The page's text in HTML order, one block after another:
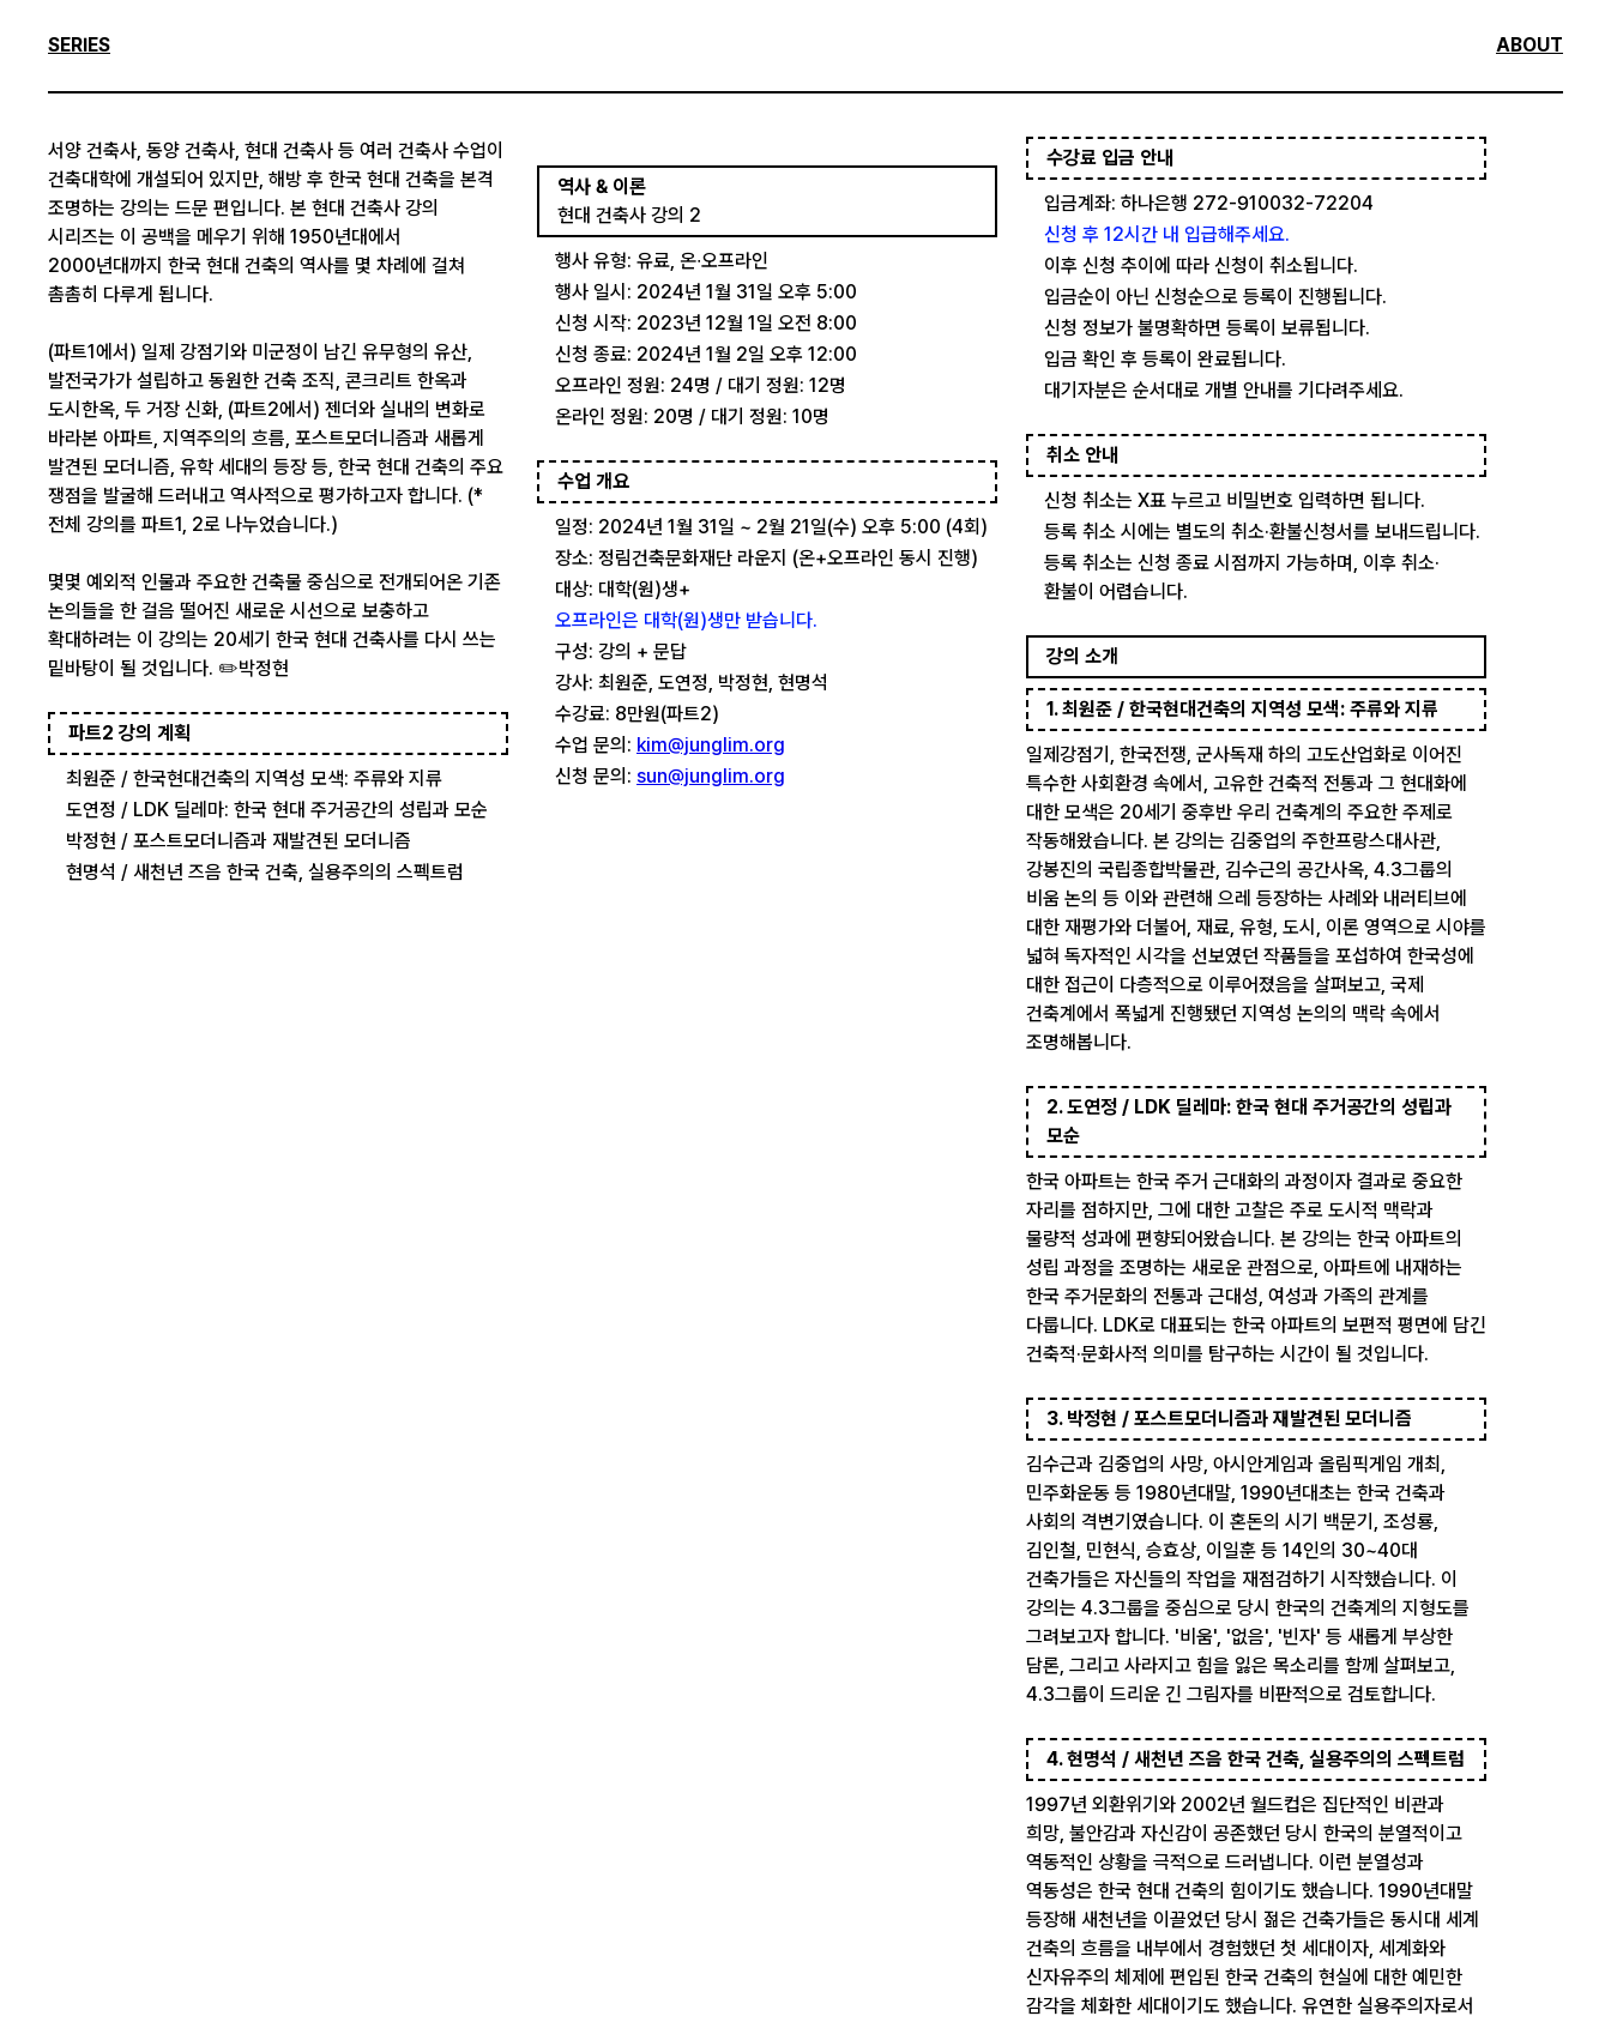
SERIES ABOUT
서양 건축사, 동양 건축사, 현대 건축사 등 여러 건축사 수업이
건축대학에 개설되어 있지만, 해방 후 한국 현대 건축을 본격
조명하는 강의는 드문 편입니다. 본 현대 건축사 강의
시리즈는 이 공백을 메우기 위해 1950년대에서
2000년대까지 한국 현대 건축의 역사를 몇 차례에 걸쳐
촘촘히 다루게 됩니다.
(파트1에서) 일제 강점기와 미군정이 남긴 유무형의 유산,
발전국가가 설립하고 동원한 건축 조직, 콘크리트 한옥과
도시한옥, 두 거장 신화, (파트2에서) 젠더와 실내의 변화로
바라본 아파트, 지역주의의 흐름, 포스트모더니즘과 새롭게
발견된 모더니즘, 유학 세대의 등장 등, 한국 현대 건축의 주요
쟁점을 발굴해 드러내고 역사적으로 평가하고자 합니다. (*
전체 강의를 파트1, 2로 나누었습니다.)
몇몇 예외적 인물과 주요한 건축물 중심으로 전개되어온 기존
논의들을 한 걸음 떨어진 새로운 시선으로 보충하고
확대하려는 이 강의는 20세기 한국 현대 건축사를 다시 쓰는
밑바탕이 될 것입니다. ✏️박정현
파트2 강의 계획
최원준 / 한국현대건축의 지역성 모색: 주류와 지류
도연정 / LDK 딜레마: 한국 현대 주거공간의 성립과 모순
박정현 / 포스트모더니즘과 재발견된 모더니즘
현명석 / 새천년 즈음 한국 건축, 실용주의의 스펙트럼
역사 & 이론
현대 건축사 강의 2
행사 유형: 유료, 온∙오프라인
행사 일시: 2024년 1월 31일 오후 5:00
신청 시작: 2023년 12월 1일 오전 8:00
신청 종료: 2024년 1월 2일 오후 12:00
오프라인 정원: 24명 / 대기 정원: 12명
온라인 정원: 20명 / 대기 정원: 10명
수업 개요
일정: 2024년 1월 31일 ~ 2월 21일(수) 오후 5:00 (4회)
장소: 정림건축문화재단 라운지 (온+오프라인 동시 진행)
대상: 대학(원)생+
오프라인은 대학(원)생만 받습니다.
구성: 강의 + 문답
강사: 최원준, 도연정, 박정현, 현명석
수강료: 8만원(파트2)
수업 문의: kim@junglim.org
신청 문의: sun@junglim.org
수강료 입금 안내
입금계좌: 하나은행 272-910032-72204
신청 후 12시간 내 입급해주세요.
이후 신청 추이에 따라 신청이 취소됩니다.
입금순이 아닌 신청순으로 등록이 진행됩니다.
신청 정보가 불명확하면 등록이 보류됩니다.
입금 확인 후 등록이 완료됩니다.
대기자분은 순서대로 개별 안내를 기다려주세요.
취소 안내
신청 취소는 X표 누르고 비밀번호 입력하면 됩니다.
등록 취소 시에는 별도의 취소·환불신청서를 보내드립니다.
등록 취소는 신청 종료 시점까지 가능하며, 이후 취소·
환불이 어렵습니다.
강의 소개
1. 최원준 / 한국현대건축의 지역성 모색: 주류와 지류
일제강점기, 한국전쟁, 군사독재 하의 고도산업화로 이어진
특수한 사회환경 속에서, 고유한 건축적 전통과 그 현대화에
대한 모색은 20세기 중후반 우리 건축계의 주요한 주제로
작동해왔습니다. 본 강의는 김중업의 주한프랑스대사관,
강봉진의 국립종합박물관, 김수근의 공간사옥, 4.3그룹의
비움 논의 등 이와 관련해 으레 등장하는 사례와 내러티브에
대한 재평가와 더불어, 재료, 유형, 도시, 이론 영역으로 시야를
넓혀 독자적인 시각을 선보였던 작품들을 포섭하여 한국성에
대한 접근이 다층적으로 이루어졌음을 살펴보고, 국제
건축계에서 폭넓게 진행됐던 지역성 논의의 맥락 속에서
조명해봅니다.
2. 도연정 / LDK 딜레마: 한국 현대 주거공간의 성립과
모순
한국 아파트는 한국 주거 근대화의 과정이자 결과로 중요한
자리를 점하지만, 그에 대한 고찰은 주로 도시적 맥락과
물량적 성과에 편향되어왔습니다. 본 강의는 한국 아파트의
성립 과정을 조명하는 새로운 관점으로, 아파트에 내재하는
한국 주거문화의 전통과 근대성, 여성과 가족의 관계를
다룹니다. LDK로 대표되는 한국 아파트의 보편적 평면에 담긴
건축적·문화사적 의미를 탐구하는 시간이 될 것입니다.
3. 박정현 / 포스트모더니즘과 재발견된 모더니즘
김수근과 김중업의 사망, 아시안게임과 올림픽게임 개최,
민주화운동 등 1980년대말, 1990년대초는 한국 건축과
사회의 격변기였습니다. 이 혼돈의 시기 백문기, 조성룡,
김인철, 민현식, 승효상, 이일훈 등 14인의 30~40대
건축가들은 자신들의 작업을 재점검하기 시작했습니다. 이
강의는 4.3그룹을 중심으로 당시 한국의 건축계의 지형도를
그려보고자 합니다. '비움', '없음', '빈자' 등 새롭게 부상한
담론, 그리고 사라지고 힘을 잃은 목소리를 함께 살펴보고,
4.3그룹이 드리운 긴 그림자를 비판적으로 검토합니다.
4. 현명석 / 새천년 즈음 한국 건축, 실용주의의 스펙트럼
1997년 외환위기와 2002년 월드컵은 집단적인 비관과
희망, 불안감과 자신감이 공존했던 당시 한국의 분열적이고
역동적인 상황을 극적으로 드러냅니다. 이런 분열성과
역동성은 한국 현대 건축의 힘이기도 했습니다. 1990년대말
등장해 새천년을 이끌었던 당시 젊은 건축가들은 동시대 세계
건축의 흐름을 내부에서 경험했던 첫 세대이자, 세계화와
신자유주의 체제에 편입된 한국 건축의 현실에 대한 예민한
감각을 체화한 세대이기도 했습니다. 유연한 실용주의자로서